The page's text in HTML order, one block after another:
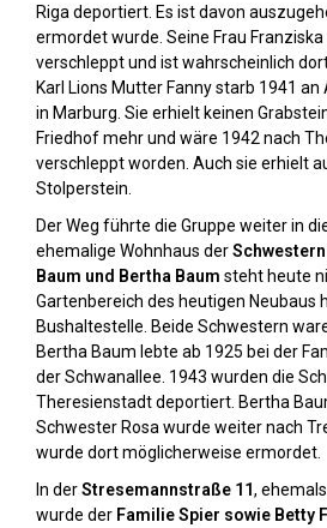
Riga deportiert. Es ist davon
ermordet wurde. Seine Frau
verschleppt und ist wahrscheinlich
Karl Lions Mutter Fanny starb 1941
in Marburg. Sie erhielt keinen
Friedhof mehr und wäre 1942 nach
verschleppt worden. Auch sie erhielt
Stolperstein.
Der Weg führte die Gruppe weiter in
ehemalige Wohnhaus der
Baum und Bertha Baum steht heute
Gartenbereich des heutigen Neubaus
Bushaltestelle. Beide Schwestern
Bertha Baum lebte ab 1925 bei der
der Schwanallee. 1943 wurden die
Theresienstadt deportiert. Bertha
Schwester Rosa wurde weiter nach
wurde dort möglicherweise ermordet.
In derStresemannstraße 11,
wurde der Familie Spier sowie Betty